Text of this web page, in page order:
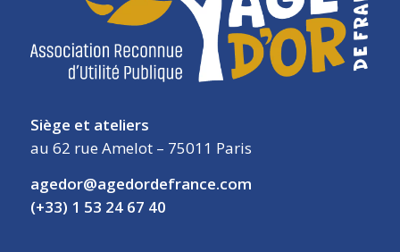
Siège et ateliers
au 62 rue Amelot – 75011 Paris
agedor@agedordefrance.com
(+33) 1 53 24 67 40